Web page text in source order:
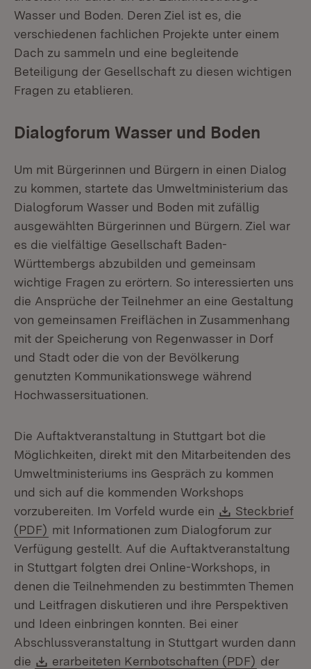
Wasser und Boden. Deren Ziel ist es, die
verschiedenen fachlichen Projekte unter einem
Dach zu sammeln und eine begleitende
Beteiligung der Gesellschaft zu diesen wichtigen
Fragen zu etablieren.
Dialogforum Wasser und Boden
Um mit Bürgerinnen und Bürgern in einen Dialog
zu kommen, startete das Umweltministerium das
Dialogforum Wasser und Boden mit zufällig
ausgewählten Bürgerinnen und Bürgern. Ziel war
es die vielfältige Gesellschaft Baden-
Württembergs abzubilden und gemeinsam
wichtige Fragen zu erörtern. So interessierten uns
die Ansprüche der Teilnehmer an eine Gestaltung
von gemeinsamen Freiflächen in Zusammenhang
mit der Speicherung von Regenwasser in Dorf
und Stadt oder die von der Bevölkerung
genutzten Kommunikationswege während
Hochwassersituationen.
Die Auftaktveranstaltung in Stuttgart bot die
Möglichkeiten, direkt mit den Mitarbeitenden des
Umweltministeriums ins Gespräch zu kommen
und sich auf die kommenden Workshops
vorzubereiten. Im Vorfeld wurde ein
Download:
Steckbrief
(PDF) (Öffnet in neuem Fenster)
mit Informationen zum Dialogforum zur
Verfügung gestellt. Auf die Auftaktveranstaltung
in Stuttgart folgten drei Online-Workshops, in
denen die Teilnehmenden zu bestimmten Themen
und Leitfragen diskutieren und ihre Perspektiven
und Ideen einbringen konnten. Bei einer
Abschlussveranstaltung in Stuttgart wurden dann
die
Download:
erarbeiteten Kernbotschaften (PDF) (Öffnet
der